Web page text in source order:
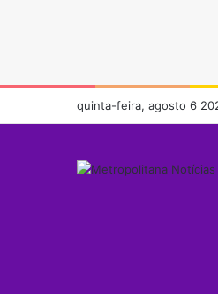
quinta-feira, agosto 6